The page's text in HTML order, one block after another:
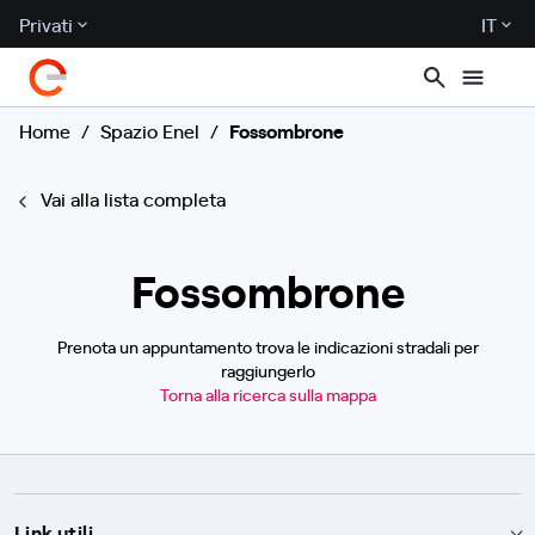
Privati IT
Home / Spazio Enel / Fossombrone
Vai alla lista completa
Fossombrone
Prenota un appuntamento trova le indicazioni stradali per
raggiungerlo
Torna alla ricerca sulla mappa